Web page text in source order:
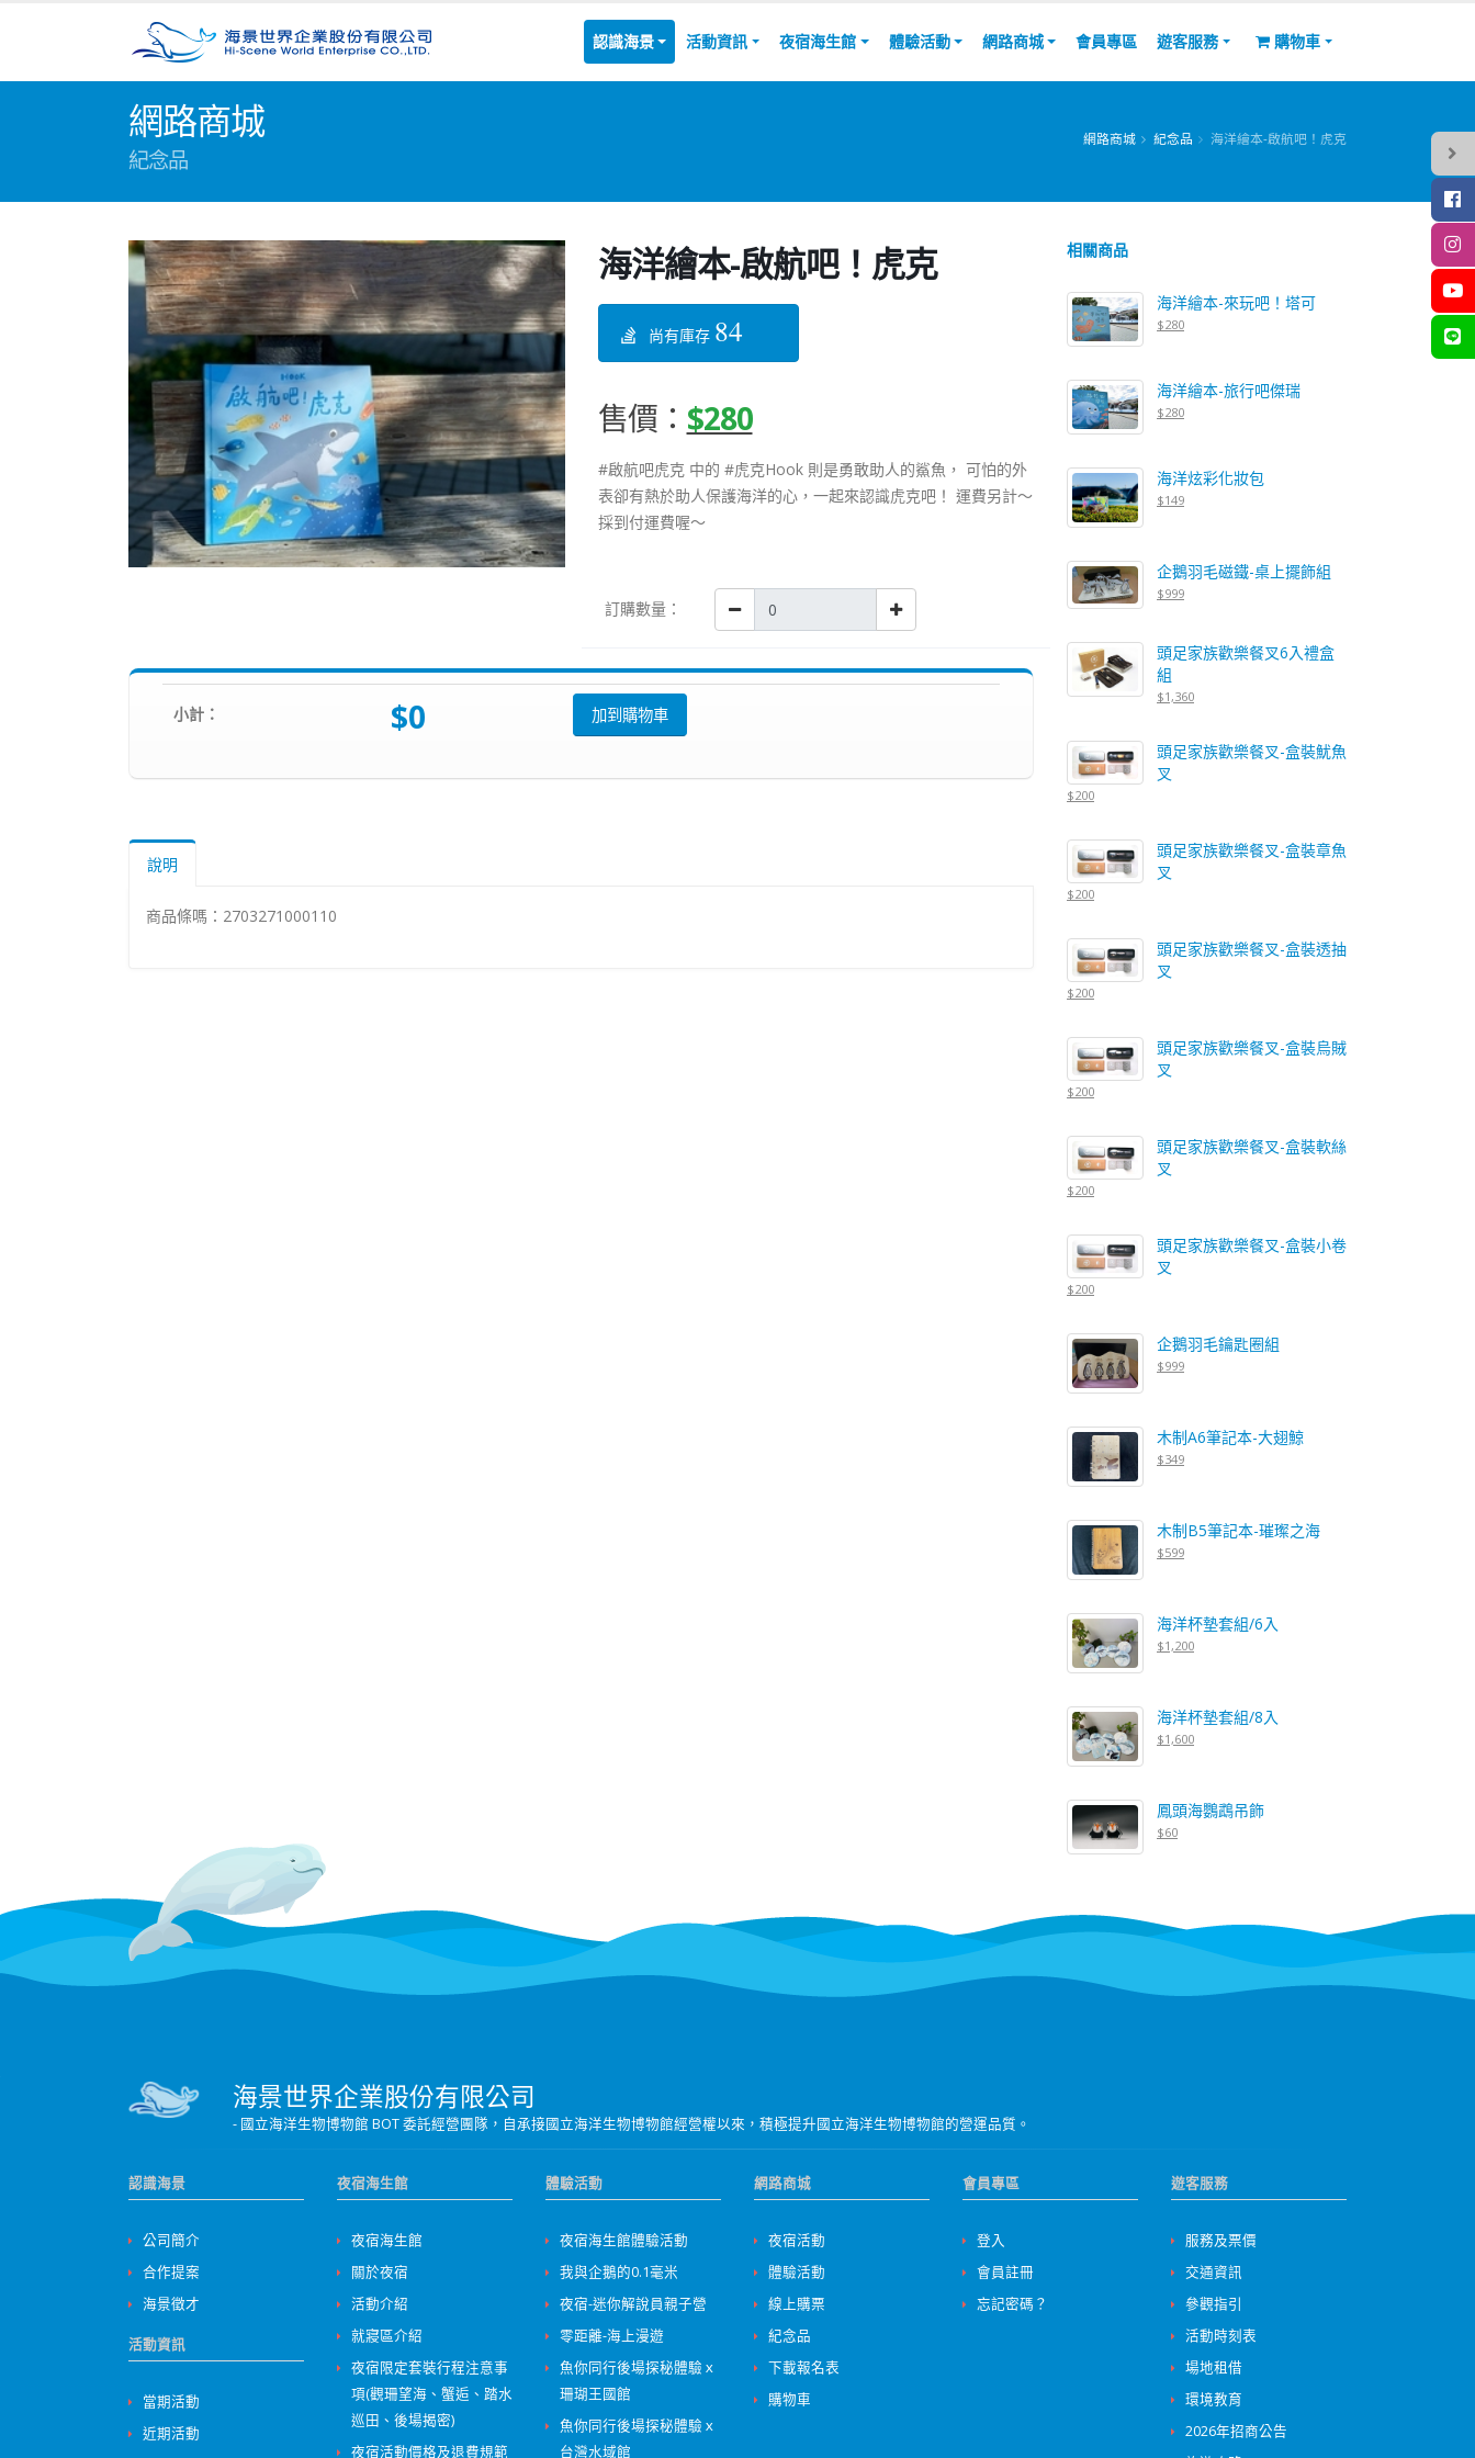
認識海景 活動資訊 夜宿海生館 體驗活動 網路商城 會員專區 遊客服務 購物車
網路商城
紀念品
網路商城 紀念品 海洋繪本-啟航吧！虎克
海洋繪本-啟航吧！虎克
尚有庫存 84
售價： $280
#啟航吧虎克 中的 #虎克Hook 則是勇敢助人的鯊魚， 可怕的外
表卻有熱於助人保護海洋的心，一起來認識虎克吧！ 運費另計～
採到付運費喔～
訂購數量：
小計： $0 加到購物車
說明
商品條嗎：2703271000110
相關商品
海洋繪本-來玩吧！塔可
$280
海洋繪本-旅行吧傑瑞
$280
海洋炫彩化妝包
$149
企鵝羽毛磁鐵-桌上擺飾組
$999
頭足家族歡樂餐叉6入禮盒
組
$1,360
頭足家族歡樂餐叉-盒裝魷魚
叉
$200
頭足家族歡樂餐叉-盒裝章魚
叉
$200
頭足家族歡樂餐叉-盒裝透抽
叉
$200
頭足家族歡樂餐叉-盒裝烏賊
叉
$200
頭足家族歡樂餐叉-盒裝軟絲
叉
$200
頭足家族歡樂餐叉-盒裝小卷
叉
$200
企鵝羽毛鑰匙圈組
$999
木制A6筆記本-大翅鯨
$349
木制B5筆記本-璀璨之海
$599
海洋杯墊套組/6入
$1,200
海洋杯墊套組/8入
$1,600
鳳頭海鸚鵡吊飾
$60
海景世界企業股份有限公司
- 國立海洋生物博物館 BOT 委託經營團隊，自承接國立海洋生物博物館經營權以來，積極提升國立海洋生物博物館的營運品質。
認識海景
公司簡介
合作提案
海景徵才
活動資訊
當期活動
近期活動
夜宿海生館
夜宿海生館
關於夜宿
活動介紹
就寢區介紹
夜宿限定套裝行程注意事
項(觀珊望海、蟹逅、踏水
巡田、後場揭密)
夜宿活動價格及退費規範
體驗活動
夜宿海生館體驗活動
我與企鵝的0.1毫米
夜宿-迷你解說員親子營
零距離-海上漫遊
魚你同行後場探秘體驗ｘ
珊瑚王國館
魚你同行後場探秘體驗ｘ
台灣水域館
網路商城
夜宿活動
體驗活動
線上購票
紀念品
下載報名表
購物車
會員專區
登入
會員註冊
忘記密碼？
遊客服務
服務及票價
交通資訊
參觀指引
活動時刻表
場地租借
環境教育
2026年招商公告